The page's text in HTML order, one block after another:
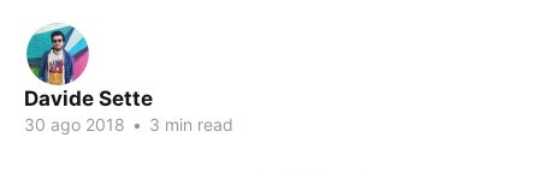
Davide Sette
30 ago 2018 • 3 min read